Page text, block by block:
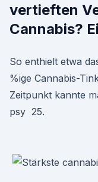
vertieften
Cannabis?
So enthielt etwa
%ige Cannabis-
Zeitpunkt kannte
psy 25.